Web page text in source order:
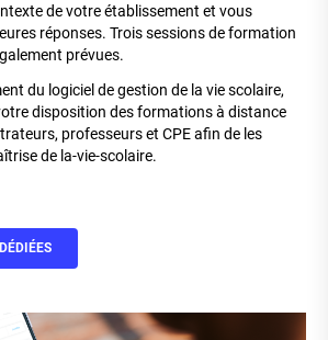
de votre établissement et vous
réponses. Trois sessions de formation
prévues.
du logiciel de gestion de la vie scolaire,
disposition des formations à distance
professeurs et CPE afin de les
de la-vie-scolaire.